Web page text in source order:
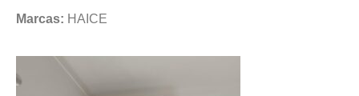
Marcas: HAICE